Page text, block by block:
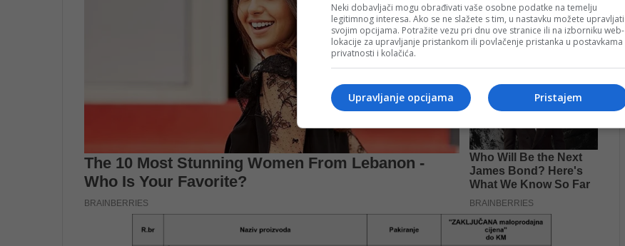
Neki dobavljači mogu obrađivati vaše osobne podatke na temelju
legitimnog interesa. Ako se ne slažete s tim, u nastavku možete upravljati
svojim opcijama. Potražite vezu pri dnu ove stranice ili na izborniku web-
lokacije za upravljanje pristankom ili povlačenje pristanka u postavkama
privatnosti i kolačića.
Pristajem
Upravljanje opcijama